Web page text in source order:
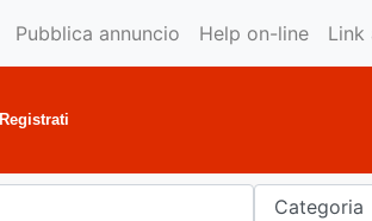
Pubblica annuncio Help on-line Link
Registrati